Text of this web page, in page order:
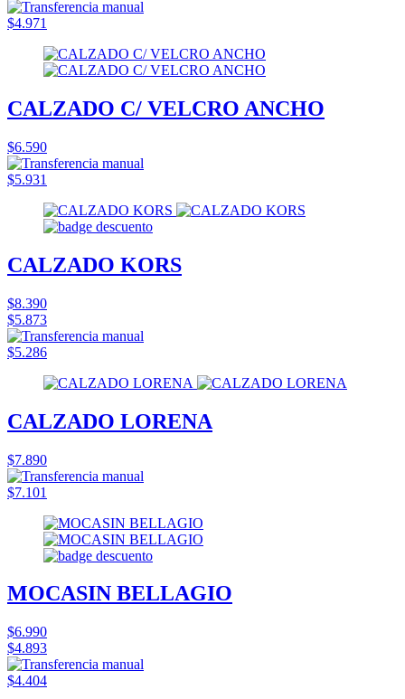
$4.971
CALZADO C/ VELCRO ANCHO
$6.590
$5.931
CALZADO KORS
$8.390
$5.873
$5.286
CALZADO LORENA
$7.890
$7.101
MOCASIN BELLAGIO
$6.990
$4.893
$4.404